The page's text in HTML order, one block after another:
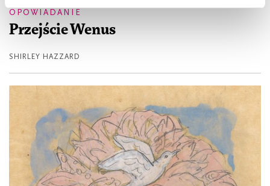
OPOWIADANIE
Przejście Wenus
SHIRLEY HAZZARD